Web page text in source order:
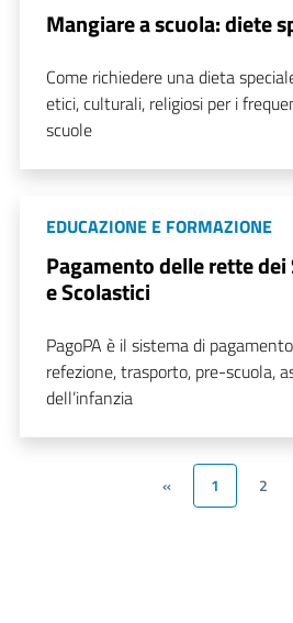
Mangiare a scuola: diete
Come richiedere una dieta
etici, culturali, religiosi per i
scuole
EDUCAZIONE E FORMAZIONE
Pagamento delle rette
e Scolastici
PagoPA è il sistema di
refezione, trasporto, pre-scuola,
dell’infanzia
« 1 2